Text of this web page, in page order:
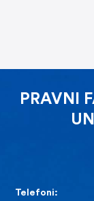
PRAVNI
Telefoni: